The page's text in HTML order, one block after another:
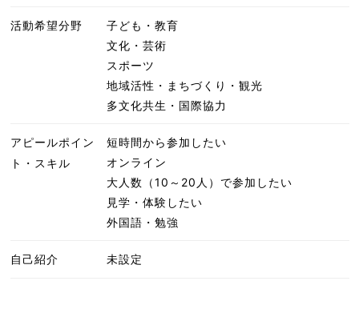
活動希望分野
子ども・教育
文化・芸術
スポーツ
地域活性・まちづくり・観光
多文化共生・国際協力
アピールポイン
ト・スキル
短時間から参加したい
オンライン
大人数（10～20人）で参加したい
見学・体験したい
外国語・勉強
自己紹介 未設定